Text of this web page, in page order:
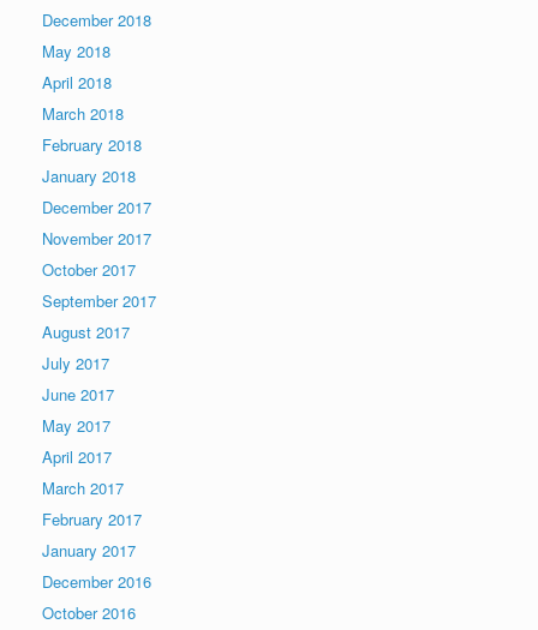
December 2018
May 2018
April 2018
March 2018
February 2018
January 2018
December 2017
November 2017
October 2017
September 2017
August 2017
July 2017
June 2017
May 2017
April 2017
March 2017
February 2017
January 2017
December 2016
October 2016